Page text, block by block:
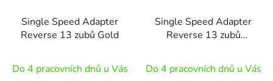
Single Speed Adapter
Reverse 13 zubů Gold
Do 4 pracovních dnů u Vás
Single Speed Adapter
Reverse 13 zubů
Do 4 pracovních dnů u Vás